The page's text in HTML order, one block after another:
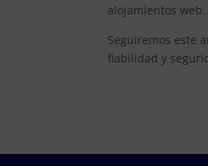
alojamientos web.
Seguiremos este
fiabilidad y